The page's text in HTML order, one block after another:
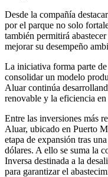
Desde la compañía
por el parque no solo
también permitirá
mejorar su desempeño
La iniciativa forma parte
consolidar un modelo
Aluar continúa
renovable y la eficiencia en
Entre las inversiones más
Aluar, ubicado en Puerto
etapa de expansión tras
dólares. A ello se suma la
Inversa destinada a la
para garantizar el